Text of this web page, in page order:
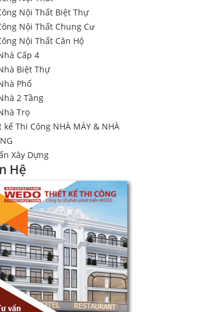
Nội Thất Biệt Thự
Nội Thất Chung Cư
Nội Thất Căn Hộ
Cấp 4
Biệt Thự
Phố
2 Tầng
Trọ
kế Thi Công NHÀ MÁY & NHÀ
Xây Dựng
Hệ